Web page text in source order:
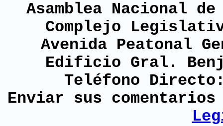
Asamblea Nacional
Complejo
Avenida Peatonal
Edificio Gral.
Teléfono
Enviar sus